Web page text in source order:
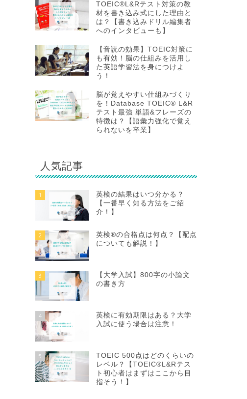
TOEIC®L&Rテスト対策の教
材を書き込み式にした理由と
は？【書き込みドリル編集者
へのインタビューも】
【音読の効果】TOEIC対策に
も有効！脳の仕組みを活用し
た英語学習法を身につけよ
う！
脳が覚えやすい仕組みづくり
を！Database TOEIC® L&R
テスト最強 単語&フレーズの
特徴は？【語彙力強化で覚え
られないを卒業】
人気記事
1
英検の結果はいつ分かる？
【一番早く知る方法をご紹
介！】
2
英検®の合格点は何点？【配点
についても解説！】
3
【大学入試】800字の小論文
の書き方
4
英検に有効期限はある？大学
入試に使う場合は注意！
5
TOEIC 500点はどのくらいの
レベル？【TOEIC®L&Rテス
ト初心者はまずはここから目
指そう！】